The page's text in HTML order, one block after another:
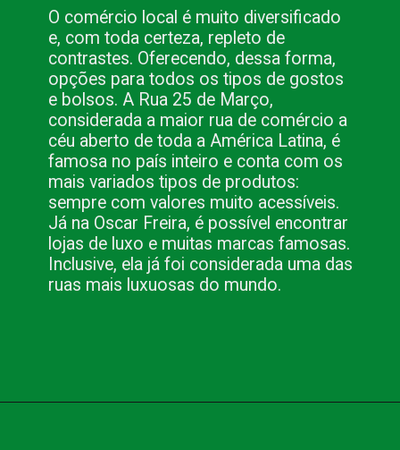
O comércio local é muito diversificado
e, com toda certeza, repleto de
contrastes. Oferecendo, dessa forma,
opções para todos os tipos de gostos
e bolsos. A Rua 25 de Março,
considerada a maior rua de comércio a
céu aberto de toda a América Latina, é
famosa no país inteiro e conta com os
mais variados tipos de produtos:
sempre com valores muito acessíveis.
Já na Oscar Freira, é possível encontrar
lojas de luxo e muitas marcas famosas.
Inclusive, ela já foi considerada uma das
ruas mais luxuosas do mundo.